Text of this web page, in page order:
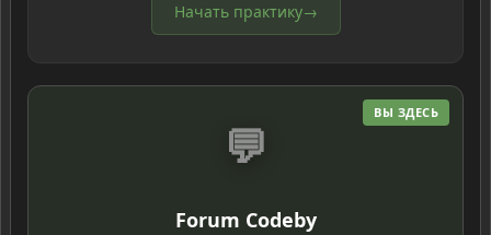
Начать практику→
ВЫ ЗДЕСЬ
💬
Forum Codeby